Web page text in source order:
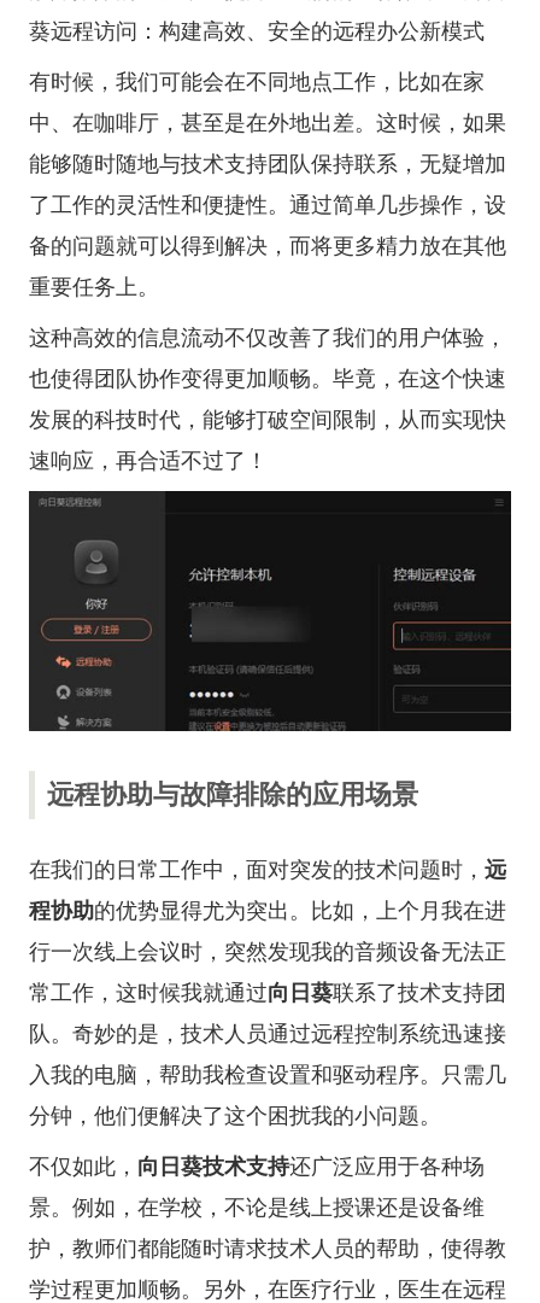
葵远程访问：构建高效、安全的远程办公新模式
有时候，我们可能会在不同地点工作，比如在家
中、在咖啡厅，甚至是在外地出差。这时候，如果
能够随时随地与技术支持团队保持联系，无疑增加
了工作的灵活性和便捷性。通过简单几步操作，设
备的问题就可以得到解决，而将更多精力放在其他
重要任务上。
这种高效的信息流动不仅改善了我们的用户体验，
也使得团队协作变得更加顺畅。毕竟，在这个快速
发展的科技时代，能够打破空间限制，从而实现快
速响应，再合适不过了！
远程协助与故障排除的应用场景
在我们的日常工作中，面对突发的技术问题时， 远
程协助的优势显得尤为突出。比如，上个月我在进
行一次线上会议时，突然发现我的音频设备无法正
常工作，这时候我就通过向日葵联系了技术支持团
队。奇妙的是，技术人员通过远程控制系统迅速接
入我的电脑，帮助我检查设置和驱动程序。只需几
分钟，他们便解决了这个困扰我的小问题。
不仅如此， 向日葵技术支持还广泛应用于各种场
景。例如，在学校，不论是线上授课还是设备维
护，教师们都能随时请求技术人员的帮助，使得教
学过程更加顺畅。另外，在医疗行业，医生在远程